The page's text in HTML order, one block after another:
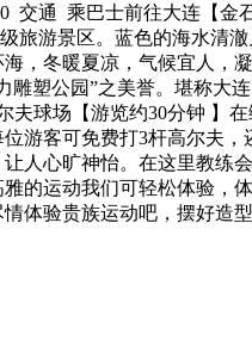
交通 乘巴士前往大连【金
旅游景区。蓝色的海水清
，冬暖夏凉，气候宜人，
雕塑公园”之美誉。堪称大连
夫球场【游览约30分钟 】
游客可免费打3杆高尔夫，
人心旷神怡。在这里教练
的运动我们可轻松体验，
体验贵族运动吧，摆好造